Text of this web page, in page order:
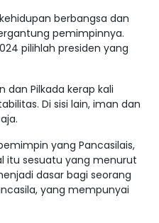
berbangsa dan
pemimpinnya.
pilihlah presiden yang
dan Pilkada kerap kali
Di sisi lain, iman dan
yang Pancasilais,
itu sesuatu yang menurut
dasar bagi seorang
yang mempunyai